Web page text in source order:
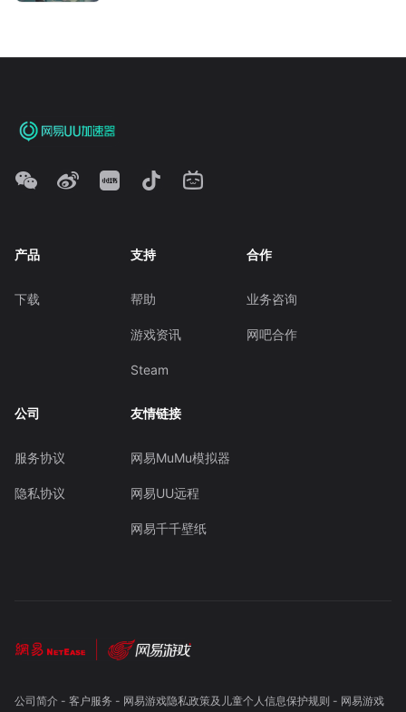
产品
下载
支持
帮助
游戏资讯
Steam
合作
业务咨询
网吧合作
公司
服务协议
隐私协议
友情链接
网易MuMu模拟器
网易UU远程
网易千千壁纸
公司简介- 客户服务 - 网易游戏隐私政策及儿童个人信息保护规则 - 网易游戏